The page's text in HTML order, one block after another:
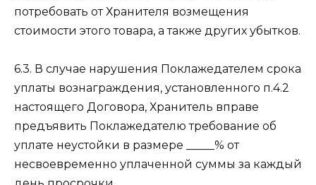
потребовать от Хранителя возмещения
стоимости этого товара, а также других убытков.
6.3. В случае нарушения Поклажедателем срока
уплаты вознаграждения, установленного п.4.2
настоящего Договора, Хранитель вправе
предъявить Поклажедателю требование об
уплате неустойки в размере _____% от
несвоевременно уплаченной суммы за каждый